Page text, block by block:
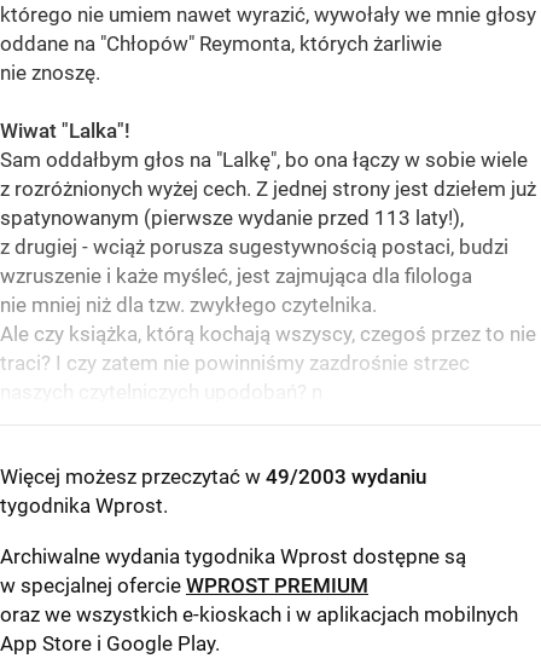
którego nie umiem nawet wyrazić, wywołały we mnie głosy
oddane na "Chłopów" Reymonta, których żarliwie
nie znoszę.
Wiwat "Lalka"!
Sam oddałbym głos na "Lalkę", bo ona łączy w sobie wiele
z rozróżnionych wyżej cech. Z jednej strony jest dziełem już
spatynowanym (pierwsze wydanie przed 113 laty!),
z drugiej - wciąż porusza sugestywnością postaci, budzi
wzruszenie i każe myśleć, jest zajmująca dla filologa
nie mniej niż dla tzw. zwykłego czytelnika.
Ale czy książka, którą kochają wszyscy, czegoś przez to nie
traci? I czy zatem nie powinniśmy zazdrośnie strzec
naszych czytelniczych upodobań? n
Więcej możesz przeczytać w 49/2003 wydaniu
tygodnika Wprost.
Archiwalne wydania tygodnika Wprost dostępne są
w specjalnej ofercie WPROST PREMIUM
oraz we wszystkich e-kioskach i w aplikacjach mobilnych
App Store i Google Play.